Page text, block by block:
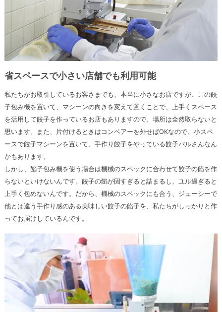
省スペースで小さい店舗でも利用可能
私たちがお取引しているお客さまでも、本当に小さなお店ですが、この餃
子包み機を置いて、マシーンの向きを変えて置くことで、上手くスペース
を活用して餃子を作っているお店もありますので、場所は全然取らないと
思います。また、片付けるときはコンベアーを外せばOKなので、小スペ
ースで餃子マシーンを置いて、手作り餃子をやっている餃子バルさんなん
かもあります。
しかし、餡子包み機を使う場合は機械のスペックに合わせて餃子の餡を作
らないといけないんです。餃子の餡が固すぎると詰まるし、ユル過ぎると
上手く包めないんです。だから、機械のスペックにも合う、ジューシーで
他とは違う手作り感のある美味しい餃子の餡子を、私たちがしっかりと作
ってお届けしているんです。